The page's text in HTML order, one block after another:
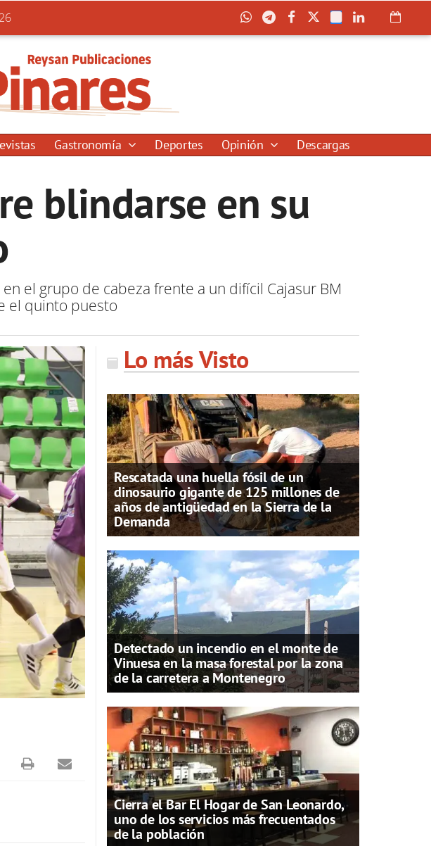
Gastronomía Deportes Opinión Descargas
blindarse en su
el grupo de cabeza frente a un difícil Cajasur BM
el quinto puesto
Lo más Visto
Rescatada una huella fósil de un
dinosaurio gigante de 125 millones de
años de antigüedad en la Sierra de la
Demanda
Detectado un incendio en el monte de
Vinuesa en la masa forestal por la zona
de la carretera a Montenegro
Cierra el Bar El Hogar de San Leonardo,
uno de los servicios más frecuentados
de la población